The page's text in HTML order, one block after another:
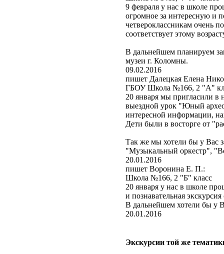
9 февраля у нас в школе
огромное за интересную и
четвероклассникам очень
соответствует этому
В дальнейшем планируем
музеи г. Коломны.
09.02.2016
пишет Далецкая Елена
ГБОУ Школа №166, 2 "А"
20 января мы пригласили
выездной урок "Юный
интересной информации,
Дети были в восторге от
Так же мы хотели бы у Вас
"Музыкальный оркестр",
20.01.2016
пишет Воронина Е. П.:
Школа №166, 2 "Б" класс
20 января у нас в школе
и познавательная
В дальнейшем хотели бы у
20.01.2016
Экскурсии той же